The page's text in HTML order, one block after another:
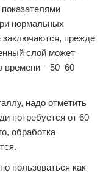
нормальных
прежде
слой может
времени – 50–60
надо отметить
потребуется от 60
обработка
пользоваться как